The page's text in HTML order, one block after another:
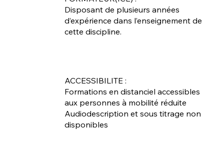
Disposant de plusieurs années
d’expérience dans l’enseignement de
cette discipline.
ACCESSIBILITE :
Formations en distanciel accessibles
aux personnes à mobilité réduite
Audiodescription et sous titrage non
disponibles